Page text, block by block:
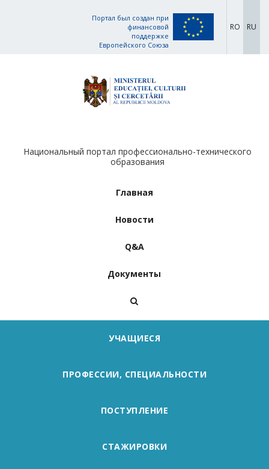
Портал был создан при
финансовой
поддержке
Европейского Союза
RO RU
Национальный портал профессионально-технического
образования
Главная
Новости
Q&A
Документы
УЧАЩИЕСЯ
ПРОФЕССИИ, СПЕЦИАЛЬНОСТИ
ПОСТУПЛЕНИЕ
СТАЖИРОВКИ